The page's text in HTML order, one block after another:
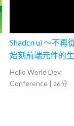
Shadcn ui ～不再
始刻前端元件的
Hello World Dev
Conference | 26 分